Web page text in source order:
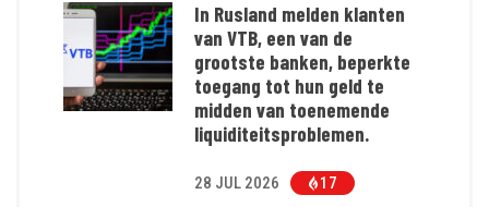
In Rusland melden klanten
van VTB, een van de
grootste banken, beperkte
toegang tot hun geld te
midden van toenemende
liquiditeitsproblemen.
28 JUL 2026 17